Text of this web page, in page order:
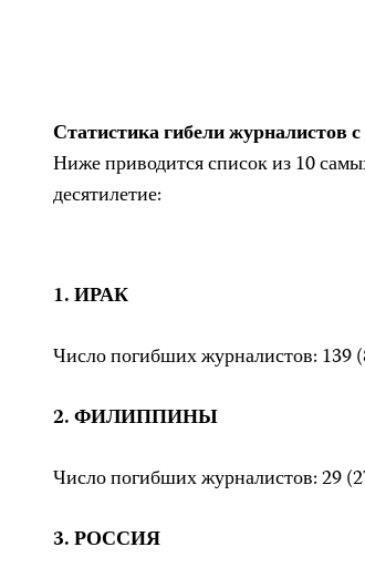
Статистика гибели журналистов
Ниже приводится список из 10
десятилетие:
1. ИРАК
Число погибших журналистов: 139
2. ФИЛИППИНЫ
Число погибших журналистов: 29
3. РОССИЯ